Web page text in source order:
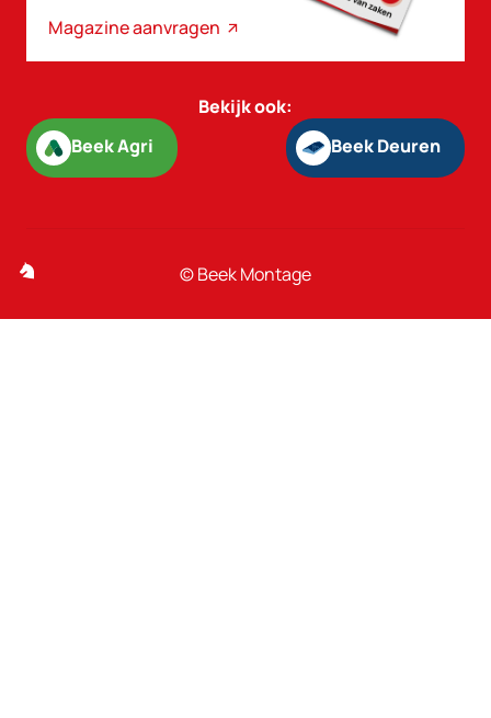
Magazine aanvragen
© Beek Montage
Bekijk ook:
Beek Agri
Beek Deuren